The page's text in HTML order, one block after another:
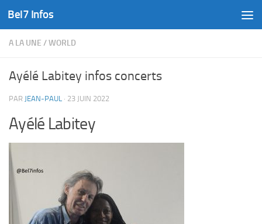
Skip to content
Bel7 Infos
A LA UNE /WORLD
Ayélé Labitey infos concerts
PAR JEAN-PAUL · 23 JUIN 2022
Ayélé Labitey